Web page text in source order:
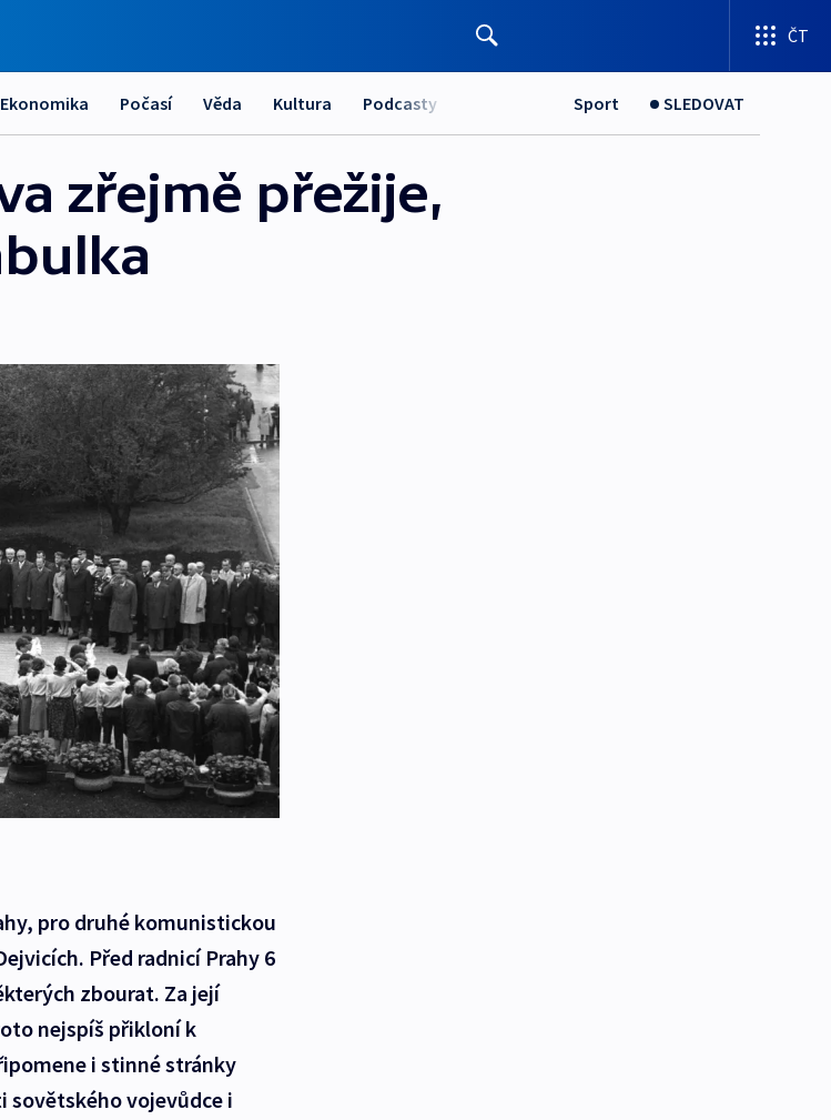
ČT
Ekonomika Počasí Věda Kultura Podcasty Sport SLEDOVAT
zřejmě přežije,
pro druhé komunistickou
Před radnicí Prahy 6
zbourat. Za její
nejspíš přikloní k
i stinné stránky
sovětského vojevůdce i